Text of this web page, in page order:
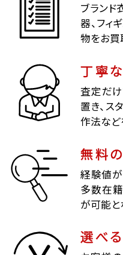
ブランド
器、フィ
物をお買
丁寧
査定だ
置き、ス
作法など
無料
経験値
多数在
が可能と
選べ